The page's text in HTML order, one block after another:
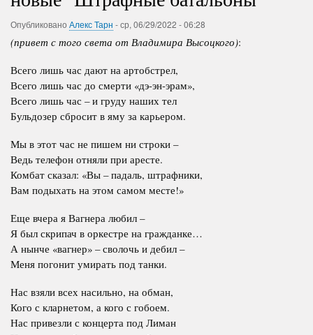
Опубликовано Алекс Тарн -ср, 06/29/2022 - 06:28
(привет с того света от Владимира Высоцкого):
Всего лишь час дают на артобстрел,
Всего лишь час до смерти «дэ-эн-эрам»,
Всего лишь час – и груду наших тел
Бульдозер сбросит в яму за карьером.
Мы в этот час не пишем ни строки –
Ведь телефон отняли при аресте.
Комбат сказал: «Вы – падаль, штрафники,
Вам подыхать на этом самом месте!»
Еще вчера я Вагнера любил –
Я был скрипач в оркестре на гражданке…
А нынче «вагнер» – сволочь и дебил –
Меня погонит умирать под танки.
Нас взяли всех насильно, на обман,
Кого с кларнетом, а кого с гобоем.
Нас привезли с концерта под Лиман